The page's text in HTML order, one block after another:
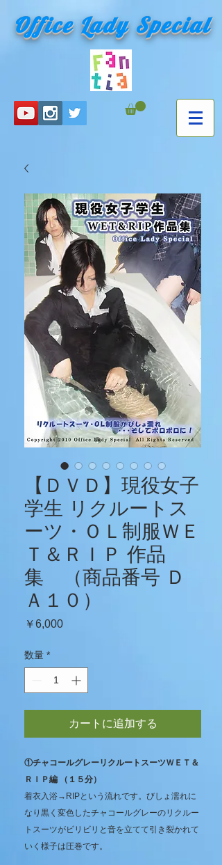
Office Lady Special
【ＤＶＤ】現役女子
学生 リクルートス
ーツ・ＯＬ制服ＷＥ
Ｔ＆ＲＩＰ 作品
集 （商品番号 Ｄ
Ａ１０）
￥6,000価
数量 *
カートに追加する
①チャコールグレーリクルートスーツＷＥＴ＆
ＲＩＰ編 （１５分）
着衣入浴→RIPという流れです。びしょ濡れに
なり黒く変色したチャコールグレーのリクルー
トスーツがビリビリと音を立てて引き裂かれて
いく様子は圧巻です。